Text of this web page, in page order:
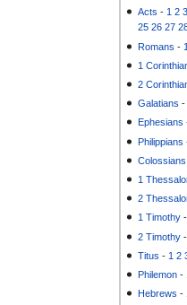
Acts -1 2
25 26 27
Romans -
1
2
Galatians
Ephesians
Philippians
Colossians
1
2
1 Timothy
2 Timothy
Titus - 1 2
Philemon -
Hebrews -